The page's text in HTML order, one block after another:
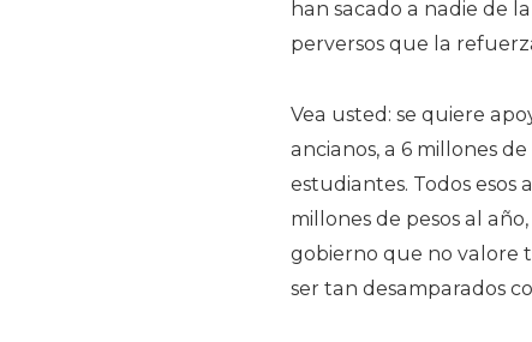
han sacado a nadie de
perversos que la
Vea usted: se quiere
ancianos, a 6 millones
estudiantes. Todos esos
millones de pesos al
gobierno que no valore
ser tan desamparados